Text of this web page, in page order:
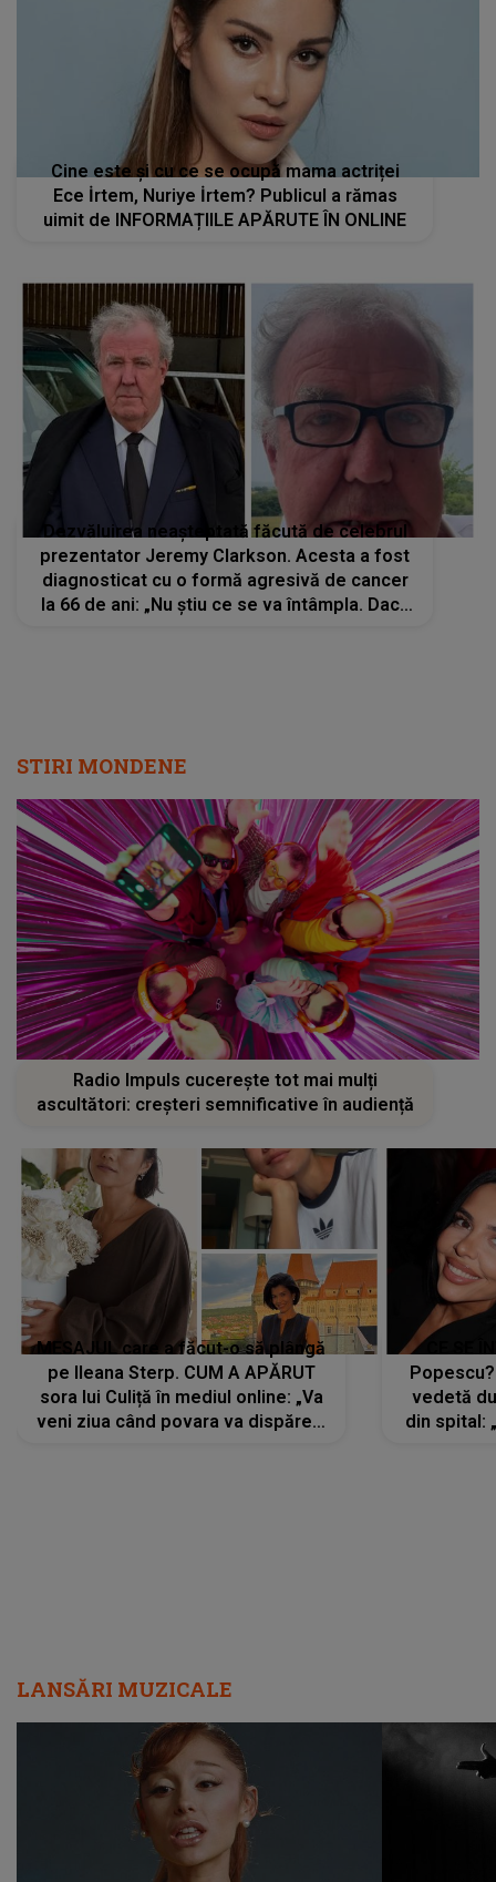
Cine este și cu ce se ocupă mama actriței
Ece İrtem, Nuriye İrtem? Publicul a rămas
uimit de INFORMAȚIILE APĂRUTE ÎN ONLINE
Dezvăluirea neașteptată făcută de celebrul
prezentator Jeremy Clarkson. Acesta a fost
diagnosticat cu o formă agresivă de cancer
la 66 de ani: „Nu știu ce se va întâmpla. Dacă
STIRI MONDENE
Radio Impuls cucerește tot mai mulți
ascultători: creșteri semnificative în audiență
MESAJUL care a făcut-o să plângă
pe Ileana Sterp. CUM A APĂRUT
sora lui Culiță în mediul online: „Va
veni ziua când povara va dispărea,
vedetă
din spital:
LANSĂRI MUZICALE